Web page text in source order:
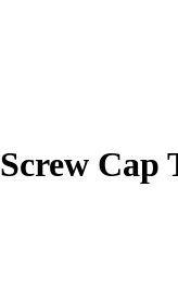
Cap